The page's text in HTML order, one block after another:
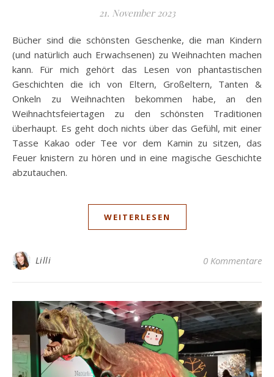
21. November 2023
Bücher sind die schönsten Geschenke, die man Kindern
(und natürlich auch Erwachsenen) zu Weihnachten machen
kann. Für mich gehört das Lesen von phantastischen
Geschichten die ich von Eltern, Großeltern, Tanten &
Onkeln zu Weihnachten bekommen habe, an den
Weihnachtsfeiertagen zu den schönsten Traditionen
überhaupt. Es geht doch nichts über das Gefühl, mit einer
Tasse Kakao oder Tee vor dem Kamin zu sitzen, das
Feuer knistern zu hören und in eine magische Geschichte
abzutauchen.
WEITERLESEN
Lilli 0 Kommentare